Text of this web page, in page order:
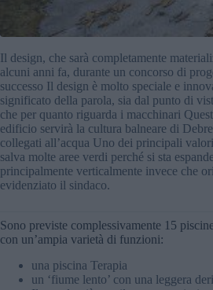
Il design, che sarà completamente
alcuni anni fa, durante un concorso di
successo Il design è molto speciale e
significato della parola, sia dal punto di
che per quanto riguarda i macchinari
edificio servirà la cultura balneare di
collegati all’acqua Uno dei principali
salva molte aree verdi perché si sta
principalmente verticalmente invece che
evidenziato il sindaco.
Sono previste complessivamente 15
con un’ampia varietà di funzioni:
una piscina Terapia
un ‘fiume lento’ con una leggera